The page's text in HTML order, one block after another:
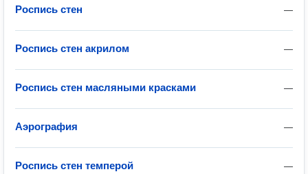
—
Роспись стен
—
Роспись стен акрилом
—
Роспись стен масляными красками
—
Аэрография
—
Роспись стен темперой